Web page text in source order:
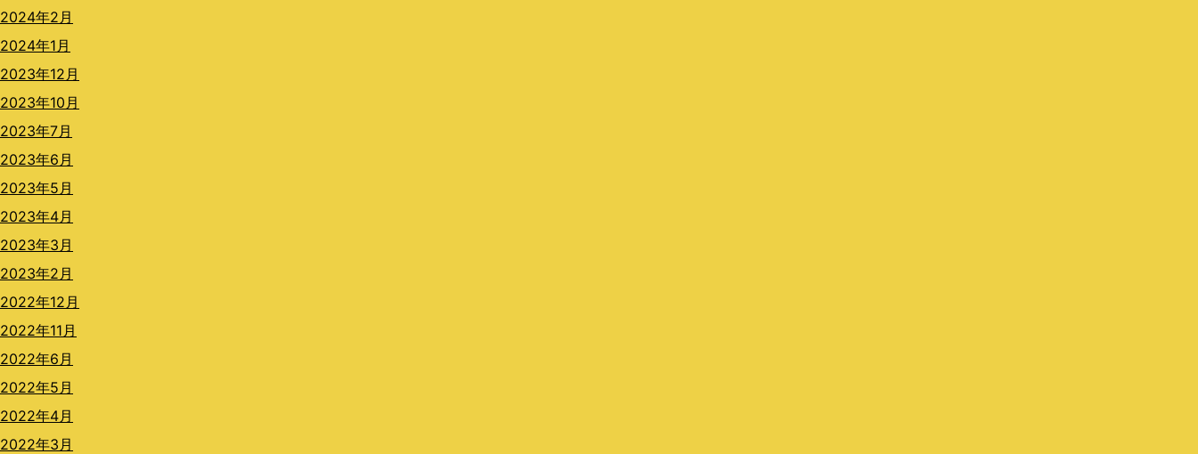
2024年2月
2024年1月
2023年12月
2023年10月
2023年7月
2023年6月
2023年5月
2023年4月
2023年3月
2023年2月
2022年12月
2022年11月
2022年6月
2022年5月
2022年4月
2022年3月